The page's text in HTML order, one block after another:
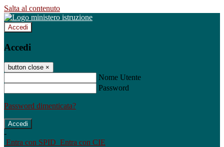
Salta al contenuto
Accedi
Accedi
button close ×
Nome Utente
Password
Password dimenticata?
-
Entra con SPID Entra con CIE